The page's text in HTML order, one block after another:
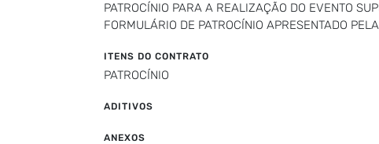
PATROCÍNIO PARA A REALIZAÇÃO DO EVENTO
FORMULÁRIO DE PATROCÍNIO APRESENTADO
ITENS DO CONTRATO
PATROCÍNIO
ADITIVOS
ANEXOS